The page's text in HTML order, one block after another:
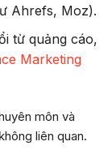
Ahrefs, Moz).
từ quảng cáo,
Marketing
môn và
liên quan.